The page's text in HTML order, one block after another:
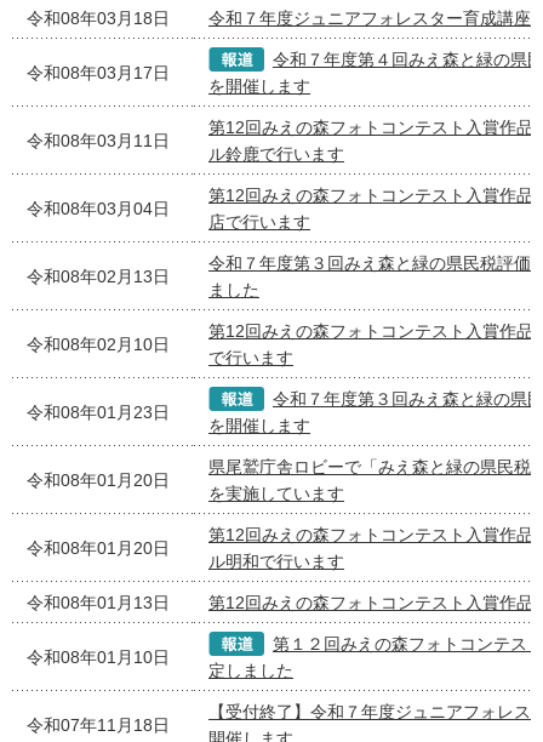
令和08年03月18日 令和７年度ジュニアフォレスター育成講座
令和08年03月17日
令和７年度第４回みえ森と緑の県
を開催します
令和08年03月11日
第12回みえの森フォトコンテスト入賞作品
ル鈴鹿で行います
令和08年03月04日
第12回みえの森フォトコンテスト入賞作品
店で行います
令和08年02月13日
令和７年度第３回みえ森と緑の県民税評価
ました
令和08年02月10日
第12回みえの森フォトコンテスト入賞作品
で行います
令和08年01月23日
令和７年度第３回みえ森と緑の県
を開催します
令和08年01月20日
県尾鷲庁舎ロビーで「みえ森と緑の県民税
を実施しています
令和08年01月20日
第12回みえの森フォトコンテスト入賞作品
ル明和で行います
令和08年01月13日 第12回みえの森フォトコンテスト入賞作品
令和08年01月10日
第１２回みえの森フォトコンテス
定しました
令和07年11月18日
【受付終了】令和７年度ジュニアフォレス